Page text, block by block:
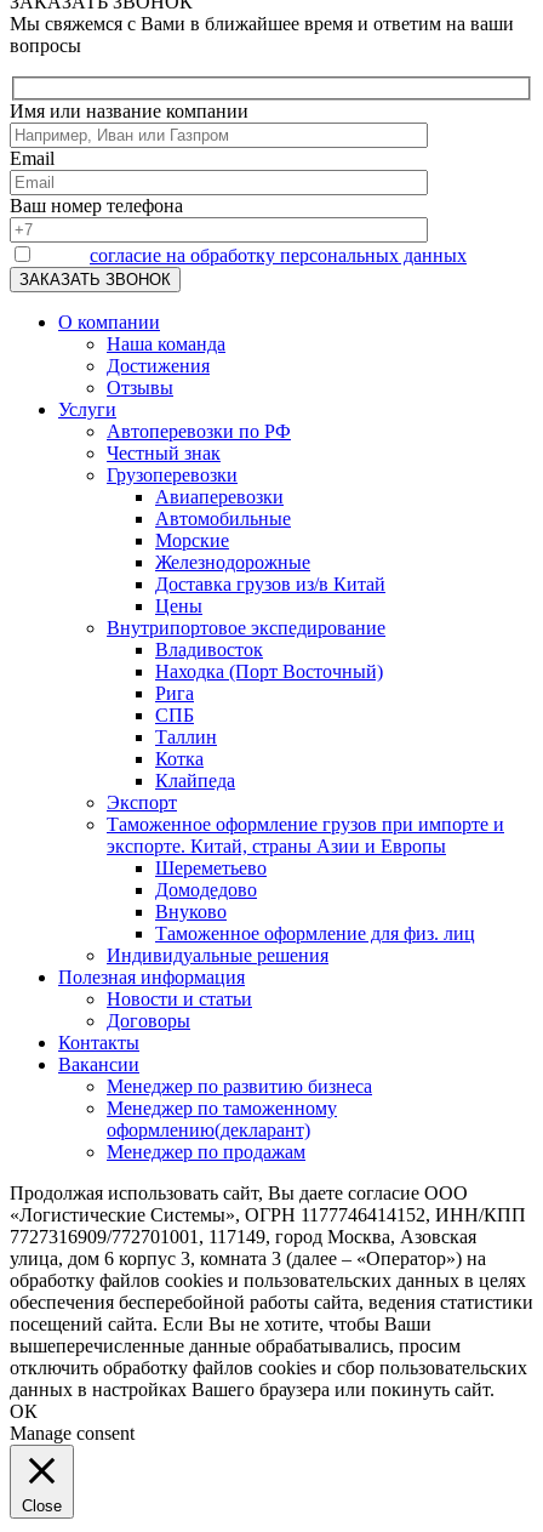
Мы свяжемся с Вами в ближайшее время и ответим на ваши
вопросы
Имя или название компании
Email
Ваш номер телефона
согласие на обработку персональных данных
О компании
Наша команда
Достижения
Отзывы
Услуги
Автоперевозки по РФ
Честный знак
Грузоперевозки
Авиаперевозки
Автомобильные
Морские
Железнодорожные
Доставка грузов из/в Китай
Цены
Внутрипортовое экспедирование
Владивосток
Находка (Порт Восточный)
Рига
СПБ
Таллин
Котка
Клайпеда
Экспорт
Таможенное оформление грузов при импорте и
экспорте. Китай, страны Азии и Европы
Шереметьево
Домодедово
Внуково
Таможенное оформление для физ. лиц
Индивидуальные решения
Полезная информация
Новости и статьи
Договоры
Контакты
Вакансии
Менеджер по развитию бизнеса
Менеджер по таможенному
оформлению(декларант)
Менеджер по продажам
Продолжая использовать сайт, Вы даете согласие ООО
«Логистические Системы», ОГРН 1177746414152, ИНН/КПП
7727316909/772701001, 117149, город Москва, Азовская
улица, дом 6 корпус 3, комната 3 (далее – «Оператор») на
обработку файлов cookies и пользовательских данных в целях
обеспечения бесперебойной работы сайта, ведения статистики
посещений сайта. Если Вы не хотите, чтобы Ваши
вышеперечисленные данные обрабатывались, просим
отключить обработку файлов cookies и сбор пользовательских
данных в настройках Вашего браузера или покинуть сайт.
ОК
Manage consent
Close